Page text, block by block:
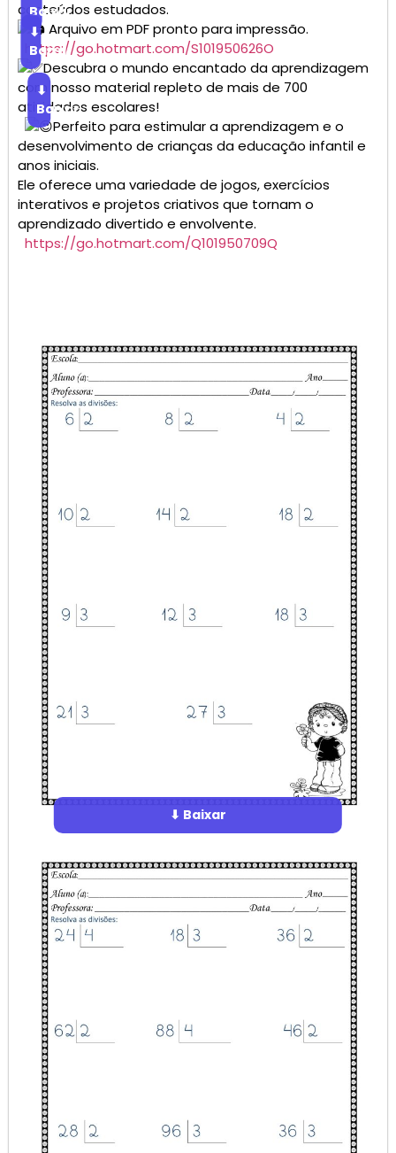
conteúdos estudados.
Baixar
Arquivo em PDF pronto para impressão.
https://go.hotmart.com/S101950626O
⬇
Baixar
Descubra o mundo encantado da aprendizagem
com nosso material repleto de mais de 700
atividades escolares!
⬇
Baixar
Perfeito para estimular a aprendizagem e o
desenvolvimento de crianças da educação infantil e
anos iniciais.
Ele oferece uma variedade de jogos, exercícios
interativos e projetos criativos que tornam o
aprendizado divertido e envolvente.
https://go.hotmart.com/Q101950709Q
⬇ Baixar